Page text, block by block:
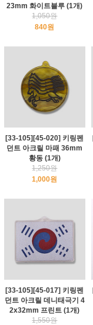
23mm 화이트블루 (1개)
1,050원
840원
[33-105][45-020] 키링펜
던트 아크릴 마패 36mm
황동 (1개)
1,250원
1,000원
[33-105][45-017] 키링펜
던트 아크릴 데니태극기 4
2x32mm 프린트 (1개)
1,550원